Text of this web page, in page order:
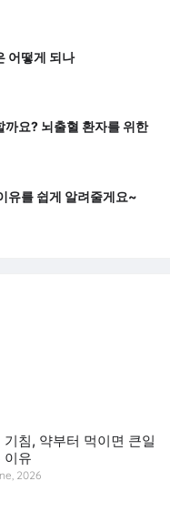
어떻게 되나
까요? 뇌출혈 환자를 위한
유를 쉽게 알려줄게요~
기침, 약부터 먹이면 큰일
이유
2026